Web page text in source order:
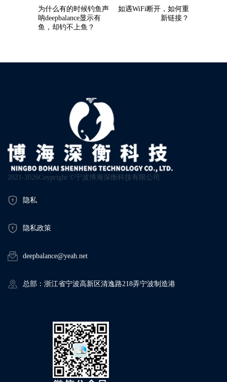
为什么有的时候钓鱼声
呐deepbalance显示有
鱼，却钓不上鱼？
如遇WiFi断开，如何重
新链接？
2021-2026Coypright ©宁波博海深衡科技有限公司
隐私
隐私政策
deepbalance@yeah.net
总部：浙江省宁波高新区清逸路218弄宁波制造港